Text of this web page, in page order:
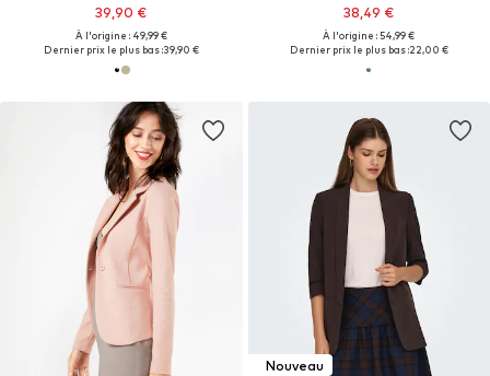
39,90 €
À l'origine : 49,99 €
Dernier prix le plus bas :39,90 €
38,49 €
À l'origine : 54,99 €
Dernier prix le plus bas :22,00 €
Nouveau